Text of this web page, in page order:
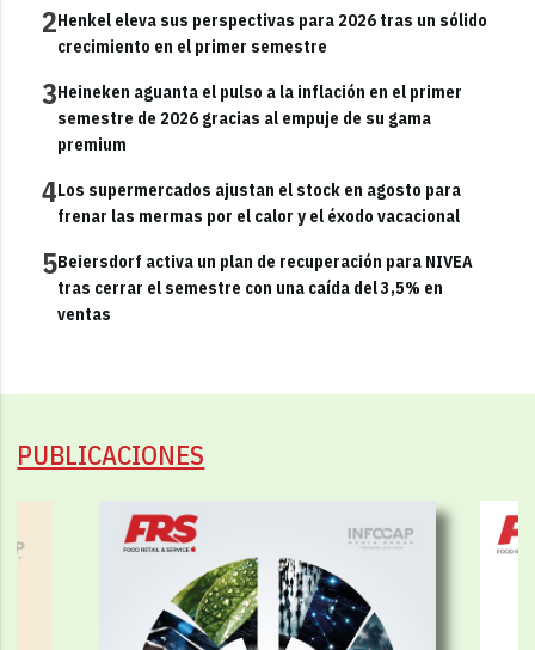
2Henkel eleva sus perspectivas para 2026 tras un sólido
crecimiento en el primer semestre
3Heineken aguanta el pulso a la inflación en el primer
semestre de 2026 gracias al empuje de su gama
premium
4Los supermercados ajustan el stock en agosto para
frenar las mermas por el calor y el éxodo vacacional
5Beiersdorf activa un plan de recuperación para NIVEA
tras cerrar el semestre con una caída del 3,5% en
ventas
PUBLICACIONES